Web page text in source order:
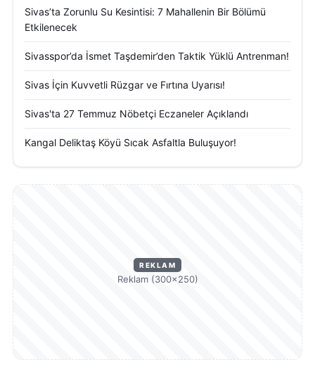
Sivas’ta Zorunlu Su Kesintisi: 7 Mahallenin Bir Bölümü
Etkilenecek
Sivasspor’da İsmet Taşdemir’den Taktik Yüklü Antrenman!
Sivas İçin Kuvvetli Rüzgar ve Fırtına Uyarısı!
Sivas'ta 27 Temmuz Nöbetçi Eczaneler Açıklandı
Kangal Deliktaş Köyü Sıcak Asfaltla Buluşuyor!
REKLAM
Reklam (300×250)